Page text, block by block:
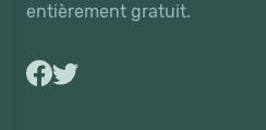
entièrement gratuit.